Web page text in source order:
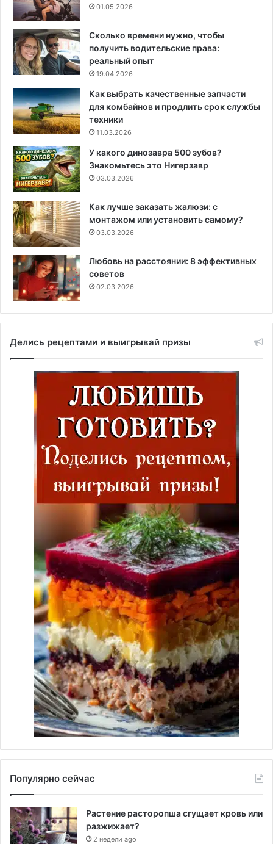
01.05.2026
Сколько времени нужно, чтобы
получить водительские права:
реальный опыт
19.04.2026
Как выбрать качественные запчасти
для комбайнов и продлить срок службы
техники
11.03.2026
У какого динозавра 500 зубов?
Знакомьтесь это Нигерзавр
03.03.2026
Как лучше заказать жалюзи: с
монтажом или установить самому?
03.03.2026
Любовь на расстоянии: 8 эффективных
советов
02.03.2026
Делись рецептами и выигрывай призы
Популярно сейчас
Растение расторопша сгущает кровь или
разжижает?
2 недели ago